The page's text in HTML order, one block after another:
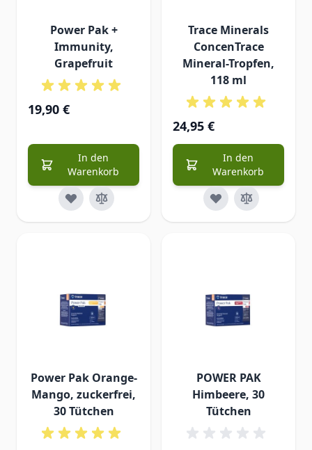
Power Pak +
Immunity,
Grapefruit
19,90 €
In den
Warenkorb
Trace Minerals
ConcenTrace
Mineral-Tropfen,
118 ml
24,95 €
In den
Warenkorb
Power Pak Orange-
Mango, zuckerfrei,
30 Tütchen
POWER PAK
Himbeere, 30
Tütchen